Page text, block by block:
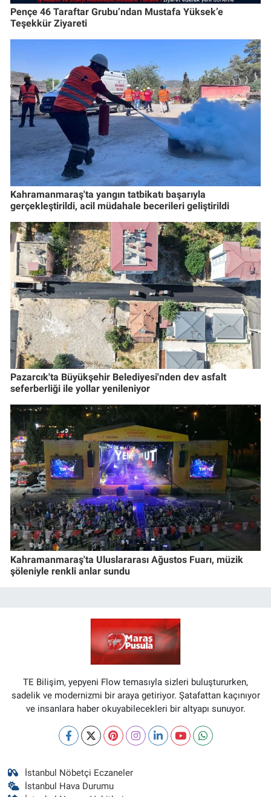
Pençe 46 Taraftar Grubu’ndan Mustafa Yüksek’e
Teşekkür Ziyareti
Kahramanmaraş'ta yangın tatbikatı başarıyla
gerçekleştirildi, acil müdahale becerileri geliştirildi
Pazarcık'ta Büyükşehir Belediyesi'nden dev asfalt
seferberliği ile yollar yenileniyor
Kahramanmaraş'ta Uluslararası Ağustos Fuarı, müzik
şöleniyle renkli anlar sundu
TE Bilişim, yepyeni Flow temasıyla sizleri buluştururken,
sadelik ve modernizmi bir araya getiriyor. Şatafattan kaçınıyor
ve insanlara haber okuyabilecekleri bir altyapı sunuyor.
İstanbul Nöbetçi Eczaneler
İstanbul Hava Durumu